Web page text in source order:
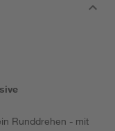
Runddrehen - mit